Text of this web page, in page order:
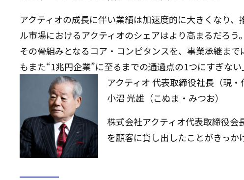
アクティオの成長に伴い業績は加速度的に大きくなり
ル市場におけるアクティオのシェアはより高まるだろう
その骨組みとなるコア・コンピタンスを、事業承継ま
もまた“1兆円企業”に至るまでの通過点の1つにすぎない
アクティオ 代表取締役社長（現・
小沼 光雄（こぬま・みつお）
株式会社アクティオ代表取締役
を顧客に貸し出したことがきっか